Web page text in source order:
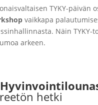
TYKY-päivän
vaikkapa
Näin TYKY-
arkeen.
hetki